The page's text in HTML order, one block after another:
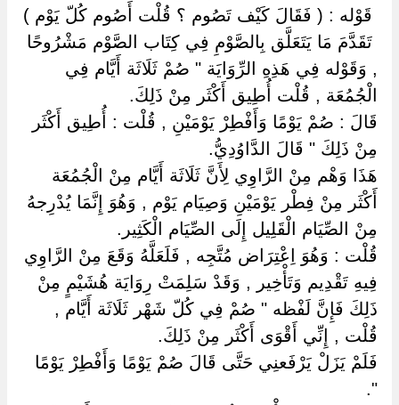
‏ ‏قَوْله : ( فَقَالَ كَيْف تَصُوم ؟ قُلْت أَصُوم كُلّ يَوْم )
‏ ‏تَقَدَّمَ مَا يَتَعَلَّق بِالصَّوْمِ فِي كِتَاب الصَّوْم مَشْرُوحًا
, وَقَوْله فِي هَذِهِ الرِّوَايَة " صُمْ ثَلَاثَة أَيَّام فِي
الْجُمُعَة , قُلْت أُطِيق أَكْثَر مِنْ ذَلِكَ.
قَالَ : صُمْ يَوْمًا وَأَفْطِرْ يَوْمَيْنِ , قُلْت : أُطِيق أَكْثَر
مِنْ ذَلِكَ " قَالَ الدَّاوُدِيُّ.
هَذَا وَهْم مِنْ الرَّاوِي لِأَنَّ ثَلَاثَة أَيَّام مِنْ الْجُمُعَة
أَكْثَر مِنْ فِطْر يَوْمَيْنِ وَصِيَام يَوْم , وَهُوَ إِنَّمَا يُدْرِجهُ
مِنْ الصِّيَام الْقَلِيل إِلَى الصِّيَام الْكَثِير.
قُلْت : وَهُوَ اِعْتِرَاض مُتَّجِه , فَلَعَلَّهُ وَقَعَ مِنْ الرَّاوِي
فِيهِ تَقْدِيم وَتَأْخِير , وَقَدْ سَلِمَتْ رِوَايَة هُشَيْمٍ مِنْ
ذَلِكَ فَإِنَّ لَفْظه " صُمْ فِي كُلّ شَهْر ثَلَاثَة أَيَّام ,
قُلْت , إِنِّي أَقْوَى أَكْثَر مِنْ ذَلِكَ.
فَلَمْ يَزَلْ يَرْفَعنِي حَتَّى قَالَ صُمْ يَوْمًا وَأَفْطِرْ يَوْمًا
".